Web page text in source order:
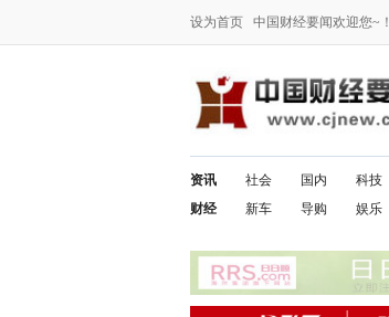
设为首页 中国财经要闻欢迎您~！
资讯
财经
社会
新车
国内
导购
科技
娱乐